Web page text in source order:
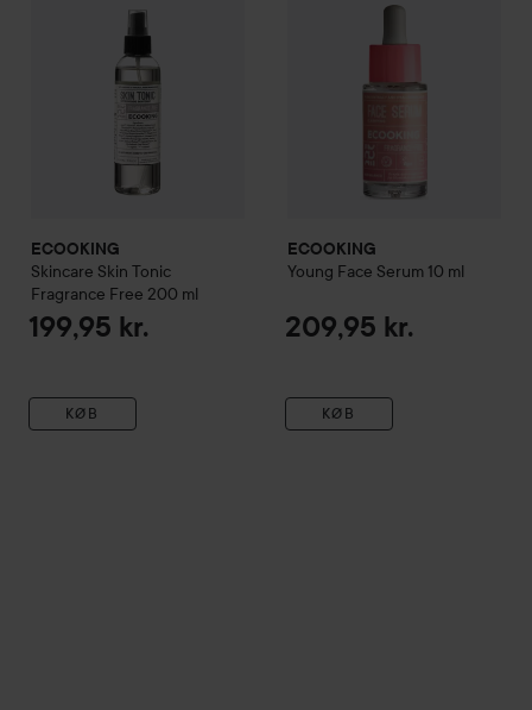
ECOOKING
Skincare Skin Tonic
Fragrance Free 200 ml
199,95 kr.
KØB
ECOOKING
Young Face Serum 10 ml
209,95 kr.
KØB